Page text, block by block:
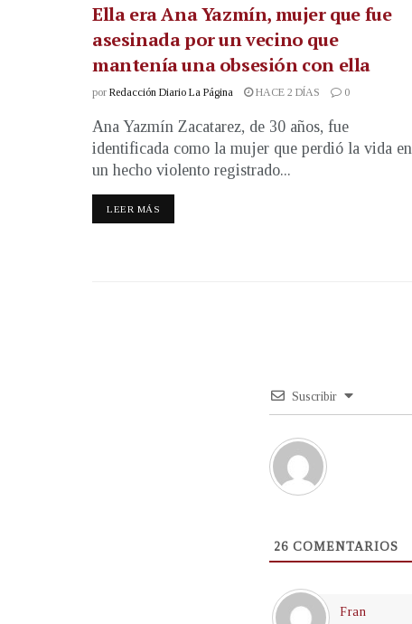
Ella era Ana Yazmín, mujer que fue
asesinada por un vecino que
mantenía una obsesión con ella
por Redacción Diario La Página HACE 2 DÍAS 0
Ana Yazmín Zacatarez, de 30 años, fue
identificada como la mujer que perdió la vida en
un hecho violento registrado...
LEER MÁS
Suscribir
26 COMENTARIOS
Fran